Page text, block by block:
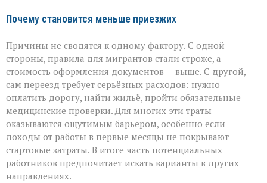
Почему становится меньше приезжих
Причины не сводятся к одному фактору. С одной
стороны, правила для мигрантов стали строже, а
стоимость оформления документов — выше. С другой,
сам переезд требует серьёзных расходов: нужно
оплатить дорогу, найти жильё, пройти обязательные
медицинские проверки. Для многих эти траты
оказываются ощутимым барьером, особенно если
доходы от работы в первые месяцы не покрывают
стартовые затраты. В итоге часть потенциальных
работников предпочитает искать варианты в других
направлениях.